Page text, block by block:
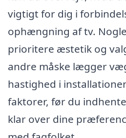
vigtigt for dig i
ophængning af tv.
prioritere æstetik og
andre måske lægger
hastighed i
faktorer, før du
klar over dine